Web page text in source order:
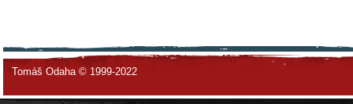
Tomáš Odaha © 1999-2022